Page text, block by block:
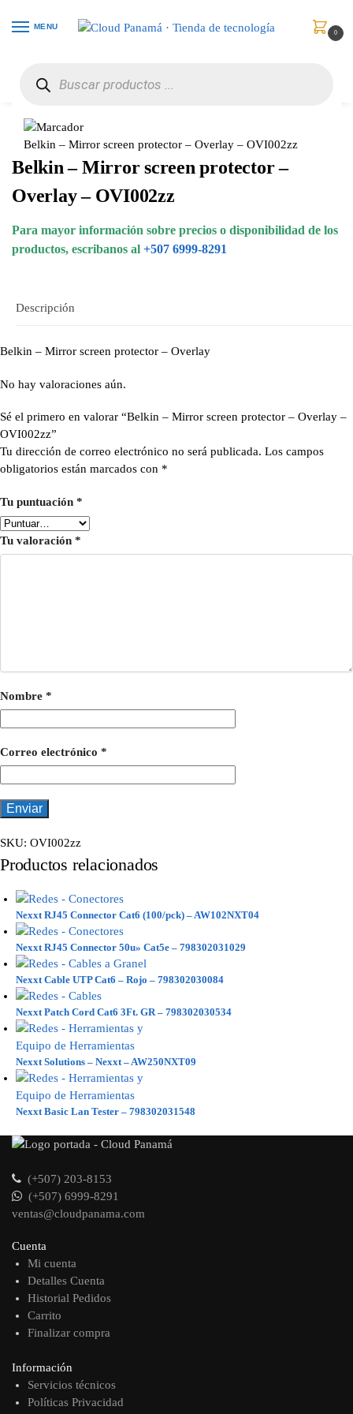
MENU
0
Belkin – Mirror screen protector – Overlay – OVI002zz
Belkin – Mirror screen protector –
Overlay – OVI002zz
Para mayor información sobre precios o disponibilidad de los
productos, escribanos al +507 6999-8291
Descripción
Belkin – Mirror screen protector – Overlay
No hay valoraciones aún.
Sé el primero en valorar “Belkin – Mirror screen protector – Overlay –
OVI002zz”
Tu dirección de correo electrónico no será publicada. Los campos
obligatorios están marcados con *
Tu puntuación *
Tu valoración *
Nombre *
Correo electrónico *
SKU: OVI002zz
Productos relacionados
Nexxt RJ45 Connector Cat6 (100/pck) – AW102NXT04
Nexxt RJ45 Connector 50u» Cat5e – 798302031029
Nexxt Cable UTP Cat6 – Rojo – 798302030084
Nexxt Patch Cord Cat6 3Ft. GR – 798302030534
Nexxt Solutions – Nexxt – AW250NXT09
Nexxt Basic Lan Tester – 798302031548
(+507) 203-8153
(+507) 6999-8291
ventas@cloudpanama.com
Cuenta
Mi cuenta
Detalles Cuenta
Historial Pedidos
Carrito
Finalizar compra
Información
Servicios técnicos
Políticas Privacidad